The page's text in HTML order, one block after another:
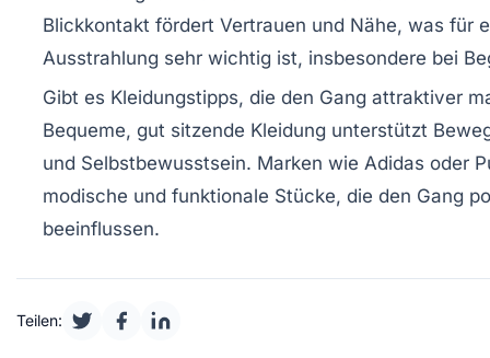
Blickkontakt fördert Vertrauen und Nähe, was für
Ausstrahlung sehr wichtig ist, insbesondere bei
Gibt es Kleidungstipps, die den Gang attraktiver
Bequeme, gut sitzende Kleidung unterstützt
und Selbstbewusstsein. Marken wie Adidas oder
modische und funktionale Stücke, die den Gang
beeinflussen.
Teilen: